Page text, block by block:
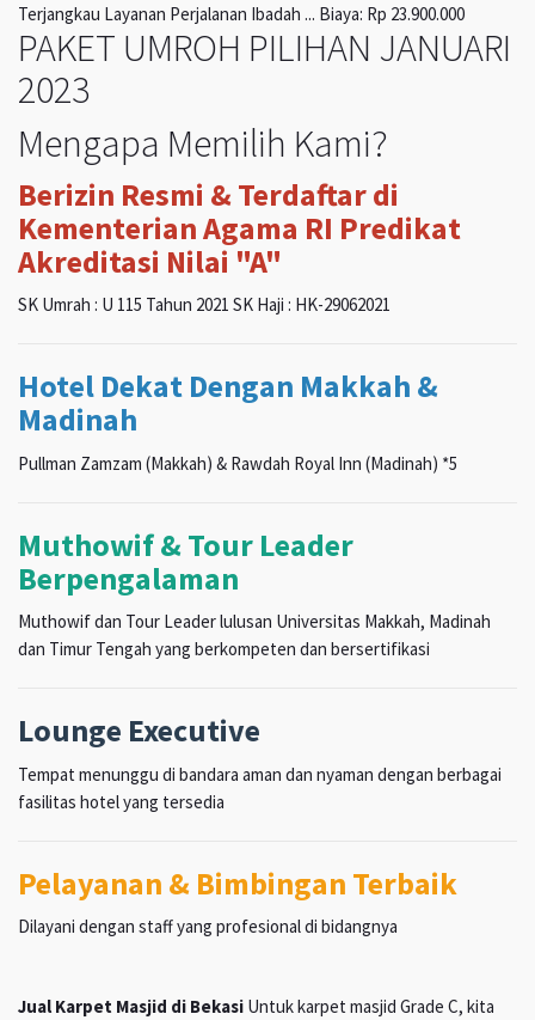
Terjangkau Layanan Perjalanan Ibadah ... Biaya: Rp 23.900.000
PAKET UMROH PILIHAN JANUARI
2023
Mengapa Memilih Kami?
Berizin Resmi & Terdaftar di
Kementerian Agama RI Predikat
Akreditasi Nilai "A"
SK Umrah : U 115 Tahun 2021 SK Haji : HK-29062021
Hotel Dekat Dengan Makkah &
Madinah
Pullman Zamzam (Makkah) & Rawdah Royal Inn (Madinah) *5
Muthowif & Tour Leader
Berpengalaman
Muthowif dan Tour Leader lulusan Universitas Makkah, Madinah
dan Timur Tengah yang berkompeten dan bersertifikasi
Lounge Executive
Tempat menunggu di bandara aman dan nyaman dengan berbagai
fasilitas hotel yang tersedia
Pelayanan & Bimbingan Terbaik
Dilayani dengan staff yang profesional di bidangnya
Jual Karpet Masjid di Bekasi Untuk karpet masjid Grade C, kita